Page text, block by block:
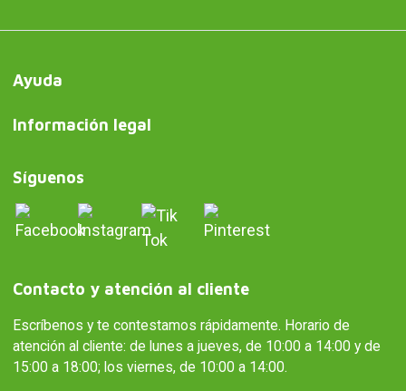
Ayuda
Información legal
Síguenos
Contacto y atención al cliente
Escríbenos y te contestamos rápidamente. Horario de
atención al cliente: de lunes a jueves, de 10:00 a 14:00 y de
15:00 a 18:00; los viernes, de 10:00 a 14:00.